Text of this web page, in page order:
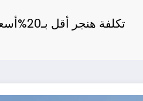
تكلفة هنجر أقل بـ20%أسعار تبدأ من130 ريال للمترالرياض